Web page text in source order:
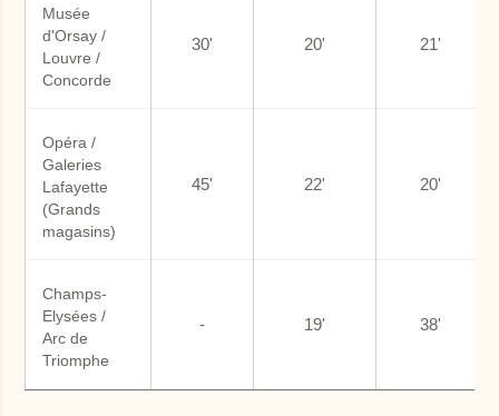
Musée
d'Orsay /
Louvre /
Concorde
30' 20' 21'
Opéra /
Galeries
Lafayette
(Grands
magasins)
45' 22' 20'
Champs-
Elysées /
Arc de
Triomphe
- 19' 38'